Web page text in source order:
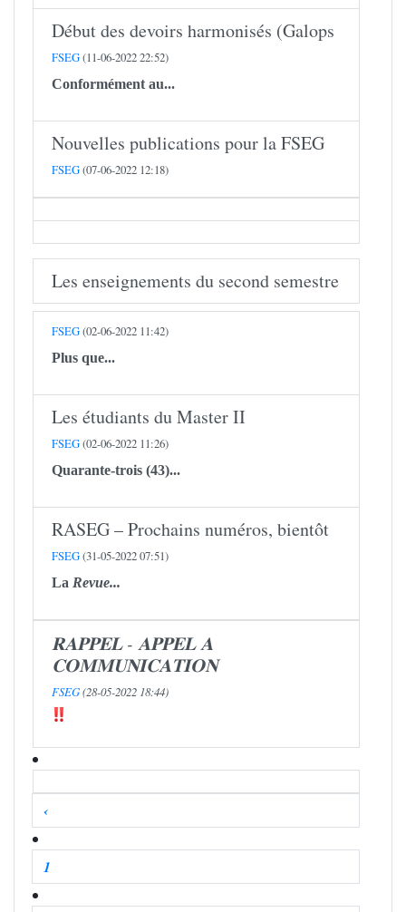
Début des devoirs harmonisés (Galops
FSEG(11-06-2022 22:52)
Conformément au...
Nouvelles publications pour la FSEG
FSEG(07-06-2022 12:18)
Les enseignements du second semestre
FSEG(02-06-2022 11:42)
Plus que...
Les étudiants du Master II
FSEG(02-06-2022 11:26)
Quarante-trois (43)...
RASEG – Prochains numéros, bientôt
FSEG(31-05-2022 07:51)
La Revue...
𝐑𝐀𝐏𝐏𝐄𝐋 - 𝐀𝐏𝐏𝐄𝐋 𝐀
𝐂𝐎𝐌𝐌𝐔𝐍𝐈𝐂𝐀𝐓𝐈𝐎𝐍
FSEG(28-05-2022 18:44)
‹
1